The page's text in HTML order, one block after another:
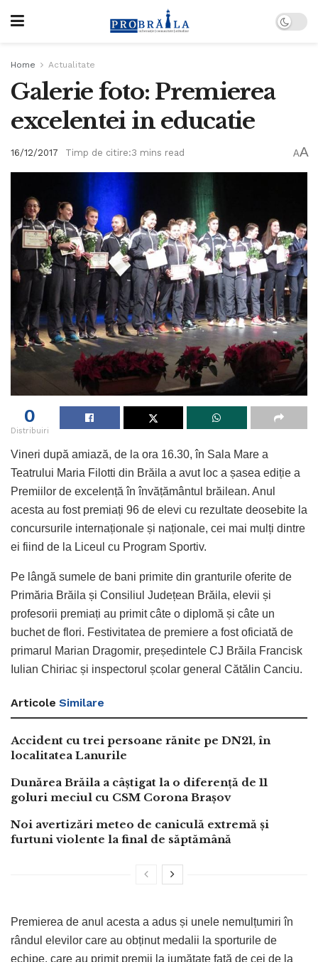
Home Actualitate
Galerie foto: Premierea
excelentei in educatie
16/12/2017 Timp de citire:3 mins read AA
0
Distribuiri
Vineri după amiază, de la ora 16.30, în Sala Mare a
Teatrului Maria Filotti din Brăila a avut loc a șasea ediție a
Premiilor de excelență în învățământul brăilean. Anul
acesta au fost premiați 96 de elevi cu rezultate deosebite la
concursurile internaționale și naționale, cei mai mulți dintre
ei fiind de la Liceul cu Program Sportiv.
Pe lângă sumele de bani primite din granturile oferite de
Primăria Brăila și Consiliul Județean Brăila, elevii și
profesorii premiați au primit câte o diplomă și câte un
buchet de flori. Festivitatea de premiere a fost oficiată de
primarul Marian Dragomir, președintele CJ Brăila Francisk
Iulian Chiriac și inspectorul școlar general Cătălin Canciu.
Articole Similare
Accident cu trei persoane rănite pe DN21, în
localitatea Lanurile
Dunărea Brăila a câștigat la o diferență de 11
goluri meciul cu CSM Corona Brașov
Noi avertizări meteo de caniculă extremă și
furtuni violente la final de săptămână
Premierea de anul acesta a adus și unele nemulțumiri în
rândul elevilor care au obținut medalii la sporturile de
echipe, care au primit premii la jumătate față de cei de la